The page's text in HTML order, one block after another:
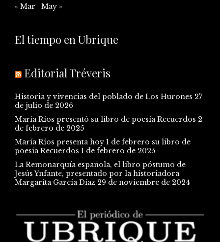
« Mar May »
El tiempo en Ubrique
Editorial Tréveris
Historia y vivencias del poblado de Los Hurones 27
de julio de 2026
María Ríos presentó su libro de poesía Recuerdos 2
de febrero de 2025
María Ríos presenta hoy 1 de febrero su libro de
poesía Recuerdos 1 de febrero de 2025
La Remonarquía española, el libro póstumo de
Jesús Ynfante, presentado por la historiadora
Margarita García Díaz 29 de noviembre de 2024